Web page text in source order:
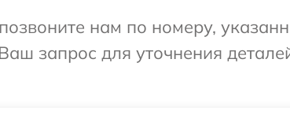
нам по номеру,
запрос для уточнения